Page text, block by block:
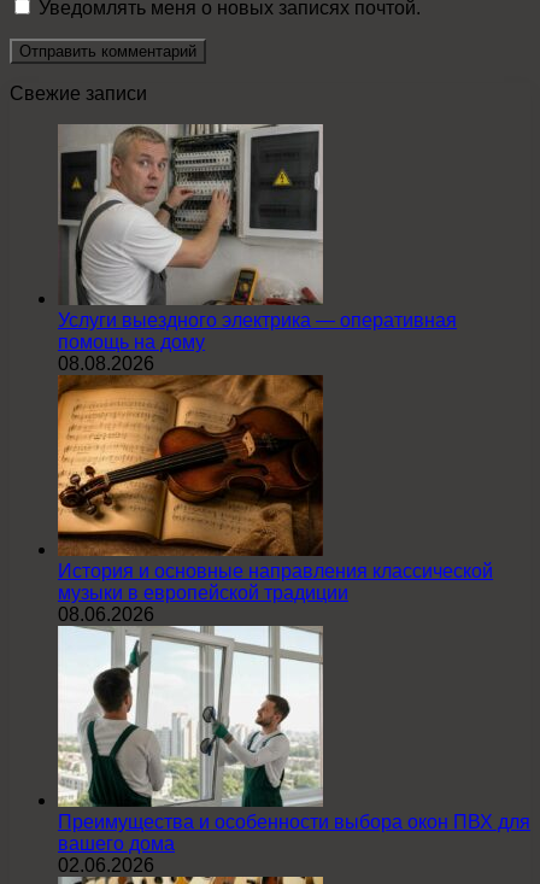
Уведомлять меня о новых записях почтой.
Свежие записи
Услуги выездного электрика — оперативная
помощь на дому
08.08.2026
История и основные направления классической
музыки в европейской традиции
08.06.2026
Преимущества и особенности выбора окон ПВХ для
вашего дома
02.06.2026